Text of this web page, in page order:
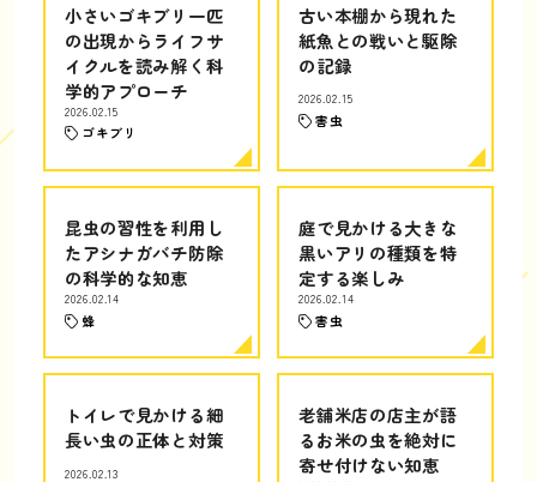
小さいゴキブリ一匹
の出現からライフサ
イクルを読み解く科
学的アプローチ
2026.02.15
ゴキブリ
古い本棚から現れた
紙魚との戦いと駆除
の記録
2026.02.15
害虫
昆虫の習性を利用し
たアシナガバチ防除
の科学的な知恵
2026.02.14
蜂
庭で見かける大きな
黒いアリの種類を特
定する楽しみ
2026.02.14
害虫
トイレで見かける細
長い虫の正体と対策
2026.02.13
老舗米店の店主が語
るお米の虫を絶対に
寄せ付けない知恵